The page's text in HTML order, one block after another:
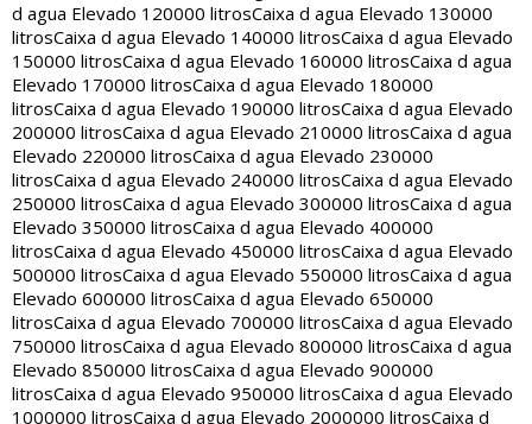
d agua Elevado 120000 litrosCaixa d agua Elevado 130000
litrosCaixa d agua Elevado 140000 litrosCaixa d agua Elevado
150000 litrosCaixa d agua Elevado 160000 litrosCaixa d agua
Elevado 170000 litrosCaixa d agua Elevado 180000
litrosCaixa d agua Elevado 190000 litrosCaixa d agua Elevado
200000 litrosCaixa d agua Elevado 210000 litrosCaixa d agua
Elevado 220000 litrosCaixa d agua Elevado 230000
litrosCaixa d agua Elevado 240000 litrosCaixa d agua Elevado
250000 litrosCaixa d agua Elevado 300000 litrosCaixa d agua
Elevado 350000 litrosCaixa d agua Elevado 400000
litrosCaixa d agua Elevado 450000 litrosCaixa d agua Elevado
500000 litrosCaixa d agua Elevado 550000 litrosCaixa d agua
Elevado 600000 litrosCaixa d agua Elevado 650000
litrosCaixa d agua Elevado 700000 litrosCaixa d agua Elevado
750000 litrosCaixa d agua Elevado 800000 litrosCaixa d agua
Elevado 850000 litrosCaixa d agua Elevado 900000
litrosCaixa d agua Elevado 950000 litrosCaixa d agua Elevado
1000000 litrosCaixa d agua Elevado 2000000 litrosCaixa d